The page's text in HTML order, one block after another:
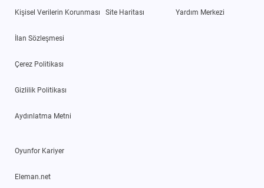
Kişisel Verilerin Korunması
İlan Sözleşmesi
Çerez Politikası
Gizlilik Politikası
Aydınlatma Metni
Site Haritası Yardım Merkezi
Oyunfor Kariyer
Eleman.net